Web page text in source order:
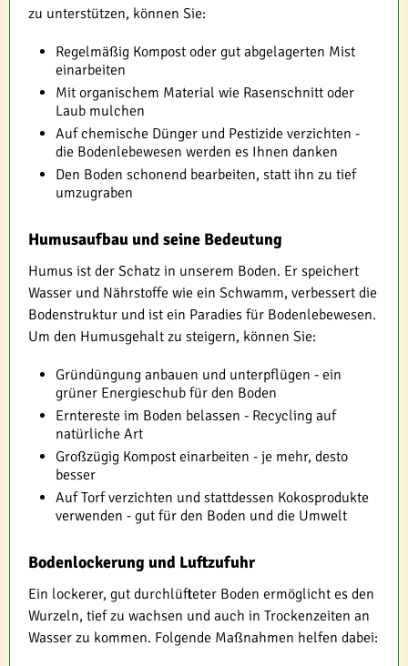
zu unterstützen, können Sie:
Regelmäßig Kompost oder gut abgelagerten Mist
einarbeiten
Mit organischem Material wie Rasenschnitt oder
Laub mulchen
Auf chemische Dünger und Pestizide verzichten -
die Bodenlebewesen werden es Ihnen danken
Den Boden schonend bearbeiten, statt ihn zu tief
umzugraben
Humusaufbau und seine Bedeutung
Humus ist der Schatz in unserem Boden. Er speichert
Wasser und Nährstoffe wie ein Schwamm, verbessert die
Bodenstruktur und ist ein Paradies für Bodenlebewesen.
Um den Humusgehalt zu steigern, können Sie:
Gründüngung anbauen und unterpflügen - ein
grüner Energieschub für den Boden
Erntereste im Boden belassen - Recycling auf
natürliche Art
Großzügig Kompost einarbeiten - je mehr, desto
besser
Auf Torf verzichten und stattdessen Kokosprodukte
verwenden - gut für den Boden und die Umwelt
Bodenlockerung und Luftzufuhr
Ein lockerer, gut durchlüfteter Boden ermöglicht es den
Wurzeln, tief zu wachsen und auch in Trockenzeiten an
Wasser zu kommen. Folgende Maßnahmen helfen dabei: